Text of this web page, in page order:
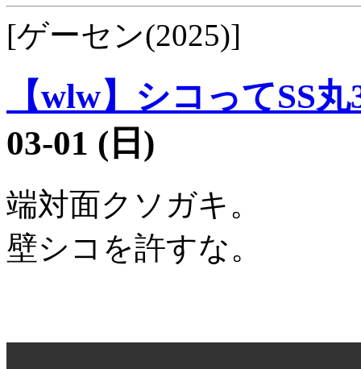
[ゲーセン(2025)]
【wlw】シコってSS
03-01 (日)
端対面クソガキ。
壁シコを許すな。